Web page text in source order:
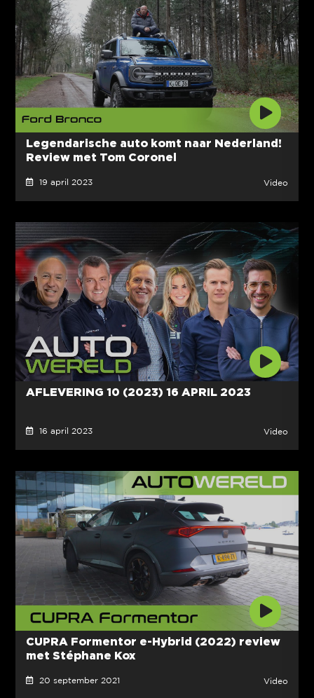
Legendarische auto komt naar Nederland!
Review met Tom Coronel
19 april 2023 Video
AFLEVERING 10 (2023) 16 APRIL 2023
16 april 2023 Video
CUPRA Formentor e-Hybrid (2022) review
met Stéphane Kox
20 september 2021 Video